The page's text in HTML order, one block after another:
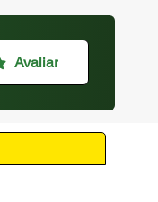
Avaliar